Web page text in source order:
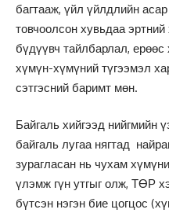
багтааж, үйл үйлдлийн
товчоолсон хувьдаа
бүдүүвч тайлбарлал,
хүмүн-хүмүний түгээмэл
сэтгэсний баримт мөн.
Байгаль хийгээд нийгмийн
байгаль лугаа нягтад
зурагласан нь чухам
үлэмж гүн утгыг олж, ТӨР
бүтсэн нэгэн бие цогцос